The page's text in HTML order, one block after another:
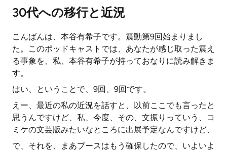
30代への移行と近況
こんばんは、本谷有希子です。震動第9回始まりまし
た。このポッドキャストでは、あなたが感じ取った震え
る事象を、私、本谷有希子が持っておなりに読み解きま
す。
はい、ということで、9回、9回です。
えー、最近の私の近況を話すと、以前ここでも言ったと
思うんですけど、私、今度、その、文振りっていう、コ
ミケの文芸版みたいなところに出展予定なんですけど、
で、それを、まあブースはもう確保したので、いよいよ